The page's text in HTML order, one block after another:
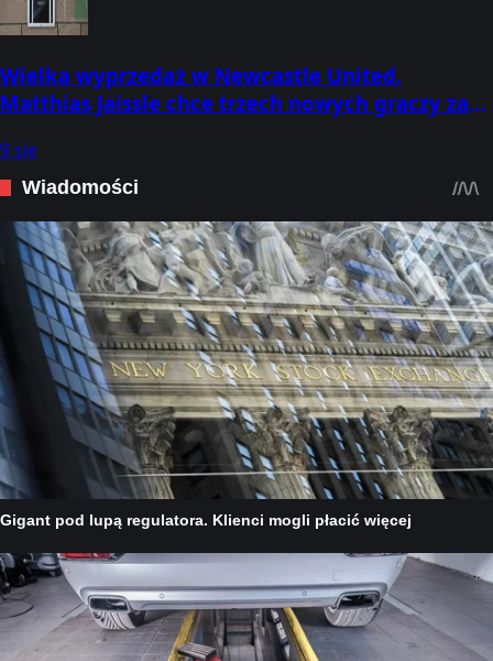
Wielka wyprzedaż w Newcastle United.
Matthias Jaissle chce trzech nowych graczy za
9 sie